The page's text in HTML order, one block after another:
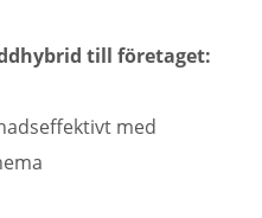
till företaget:
med